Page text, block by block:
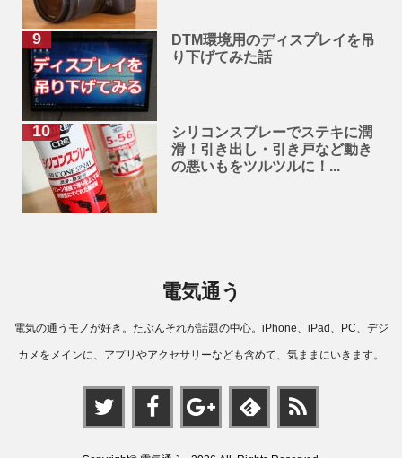
DTM環境用のディスプレイを吊
り下げてみた話
シリコンスプレーでステキに潤
滑！引き出し・引き戸など動き
の悪いもをツルツルに！...
電気通う
電気の通うモノが好き。たぶんそれが話題の中心。iPhone、iPad、PC、デジ
カメをメインに、アプリやアクセサリーなども含めて、気ままにいきます。